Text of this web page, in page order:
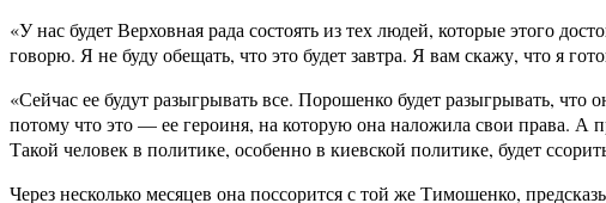
«У нас будет Верховная рада состоять из тех людей, которые этого
говорю. Я не буду обещать, что это будет завтра. Я вам скажу, что я
«Сейчас ее будут разыгрывать все. Порошенко будет разыгрывать,
потому что это — ее героиня, на которую она наложила свои права. А
Такой человек в политике, особенно в киевской политике, будет
Через несколько месяцев она поссорится с той же Тимошенко,